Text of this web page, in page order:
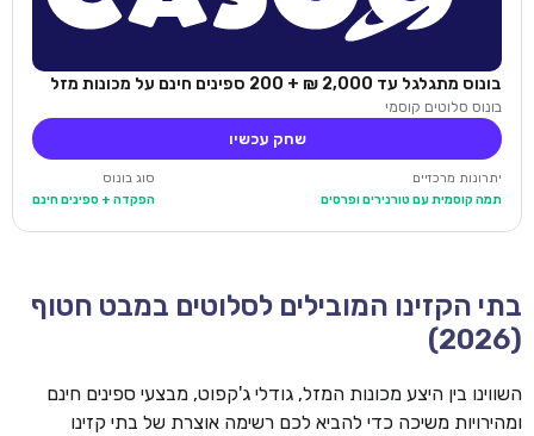
בונוס מתגלגל עד 2,000 ₪ + 200 ספינים חינם על מכונות מזל
בונוס סלוטים קוסמי
שחק עכשיו
יתרונות מרכזיים
תמה קוסמית עם טורנירים ופרסים
סוג בונוס
הפקדה + ספינים חינם
בתי הקזינו המובילים לסלוטים במבט חטוף
(2026)
השווינו בין היצע מכונות המזל, גודלי ג'קפוט, מבצעי ספינים חינם
ומהירויות משיכה כדי להביא לכם רשימה אוצרת של בתי קזינו